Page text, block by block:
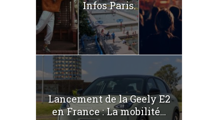
Infos Paris.
Lancement de la Geely E2
en France : La mobilité...